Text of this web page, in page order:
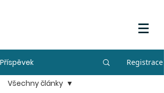
Příspěvek Registrace
Všechny články